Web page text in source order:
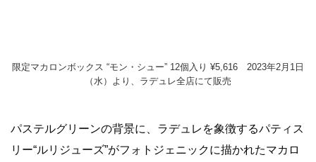
限定マカロンボックス “モン・シュー” 12個入り ¥5,616 2023年2月1日
（水）より、ラデュレ全店にて販売
パステルグリーンの背景に、ラデュレを象徴するパティス
リー“ルリジューズ”がフォトジェニックに描かれたマカロ